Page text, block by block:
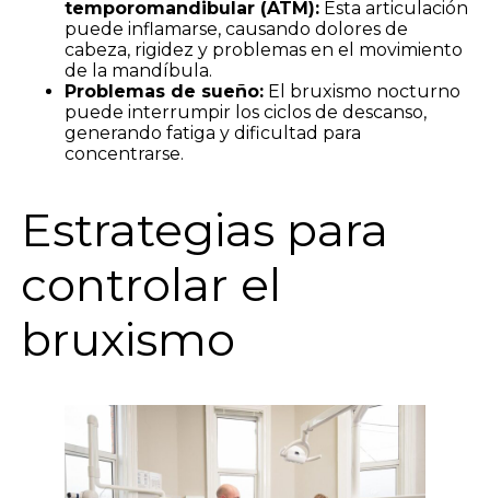
temporomandibular (ATM):Esta articulación
puede inflamarse, causando dolores de
cabeza, rigidez y problemas en el movimiento
de la mandíbula.
Problemas de sueño:El bruxismo nocturno
puede interrumpir los ciclos de descanso,
generando fatiga y dificultad para
concentrarse.
Estrategias para
controlar el
bruxismo